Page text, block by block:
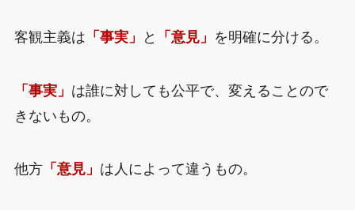
客観主義は 「事実」 と 「意見」 を明確に分ける。
「事実」 は誰に対しても公平で、変えることので
きないもの。
他方「意見」 は人によって違うもの。